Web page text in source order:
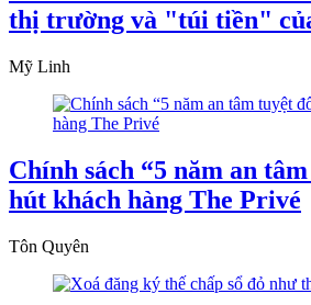
thị trường và "túi tiền"
Mỹ Linh
Chính sách “5 năm an
hút khách hàng The Privé
Tôn Quyên